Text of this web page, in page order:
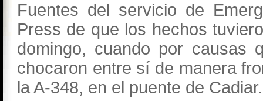
Fuentes del servicio de
Press de que los hechos
domingo, cuando por causas
chocaron entre sí de manera
la A-348, en el puente de Cadiar.